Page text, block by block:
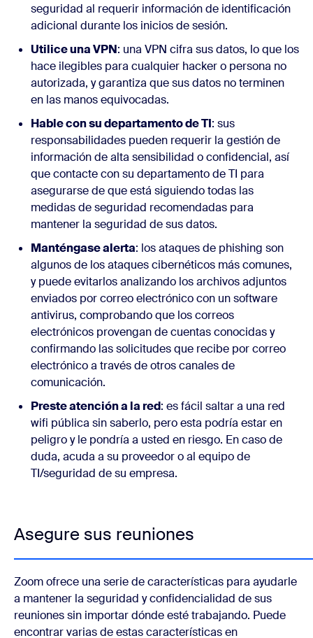
seguridad al requerir información de identificación
adicional durante los inicios de sesión.
Utilice una VPN: una VPN cifra sus datos, lo que los
hace ilegibles para cualquier hacker o persona no
autorizada, y garantiza que sus datos no terminen
en las manos equivocadas.
Hable con su departamento de TI: sus
responsabilidades pueden requerir la gestión de
información de alta sensibilidad o confidencial, así
que contacte con su departamento de TI para
asegurarse de que está siguiendo todas las
medidas de seguridad recomendadas para
mantener la seguridad de sus datos.
Manténgase alerta: los ataques de phishing son
algunos de los ataques cibernéticos más comunes,
y puede evitarlos analizando los archivos adjuntos
enviados por correo electrónico con un software
antivirus, comprobando que los correos
electrónicos provengan de cuentas conocidas y
confirmando las solicitudes que recibe por correo
electrónico a través de otros canales de
comunicación.
Preste atención a la red: es fácil saltar a una red
wifi pública sin saberlo, pero esta podría estar en
peligro y le pondría a usted en riesgo. En caso de
duda, acuda a su proveedor o al equipo de
TI/seguridad de su empresa.
Asegure sus reuniones
Zoom ofrece una serie de características para ayudarle
a mantener la seguridad y confidencialidad de sus
reuniones sin importar dónde esté trabajando. Puede
encontrar varias de estas características en